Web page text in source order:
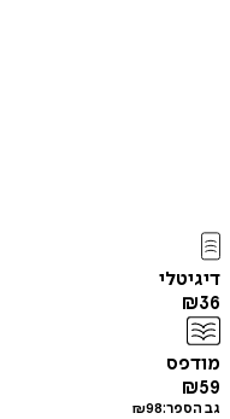
דיגיטלי
₪36
מודפס
₪59
גב הספר: ₪98